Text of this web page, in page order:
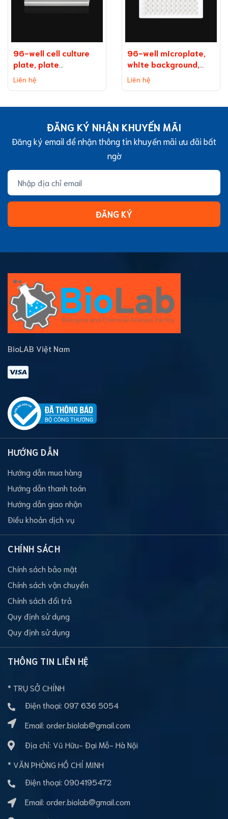
96-well cell culture
plate, plate
on background
(without TC
Liên hệ
96-well microplate,
white background,
medium binding
capacity
Liên hệ
ĐĂNG KÝ NHẬN KHUYẾN MÃI
Đăng ký email để nhận thông tin khuyến mãi ưu đãi bất
ngờ
ĐĂNG KÝ
BioLAB Việt Nam
HƯỚNG DẪN
Hướng dẫn mua hàng
Hướng dẫn thanh toán
Hướng dẫn giao nhận
Điều khoản dịch vụ
CHÍNH SÁCH
Chính sách bảo mật
Chính sách vận chuyển
Chính sách đổi trả
Quy định sử dụng
Quy định sử dụng
THÔNG TIN LIÊN HỆ
* TRỤ SỞ CHÍNH
Điện thoại: 097 636 5054
Email: order.biolab@gmail.com
Địa chỉ: Vũ Hữu- Đại Mỗ- Hà Nội
* VĂN PHÒNG HỒ CHÍ MINH
Điện thoại: 0904195472
Email: order.biolab@gmail.com